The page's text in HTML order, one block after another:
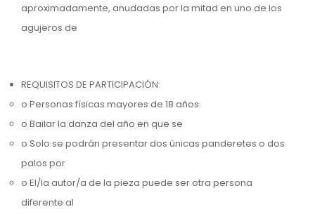
aproximadamente, anudadas por la mitad en uno de los
agujeros de
REQUISITOS DE PARTICIPACIÓN:
o Personas físicas mayores de 18 años.
o Bailar la danza del año en que se
o Solo se podrán presentar dos únicas panderetes o dos
palos por
o El/la autor/a de la pieza puede ser otra persona
diferente al